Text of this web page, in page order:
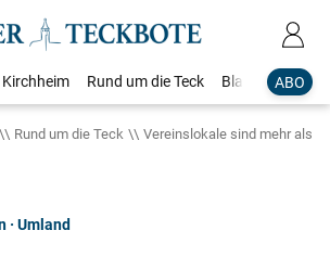
ABO
Kirchheim Rund um die Teck Blaulicht
Rund um die Teck
Vereinslokale sind mehr als
· Umland